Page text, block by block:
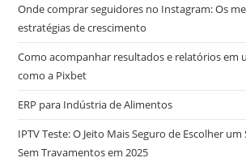
Onde comprar seguidores no Instagram: Os
estratégias de crescimento
Como acompanhar resultados e relatórios em
como a Pixbet
ERP para Indústria de Alimentos
IPTV Teste: O Jeito Mais Seguro de Escolher
Sem Travamentos em 2025